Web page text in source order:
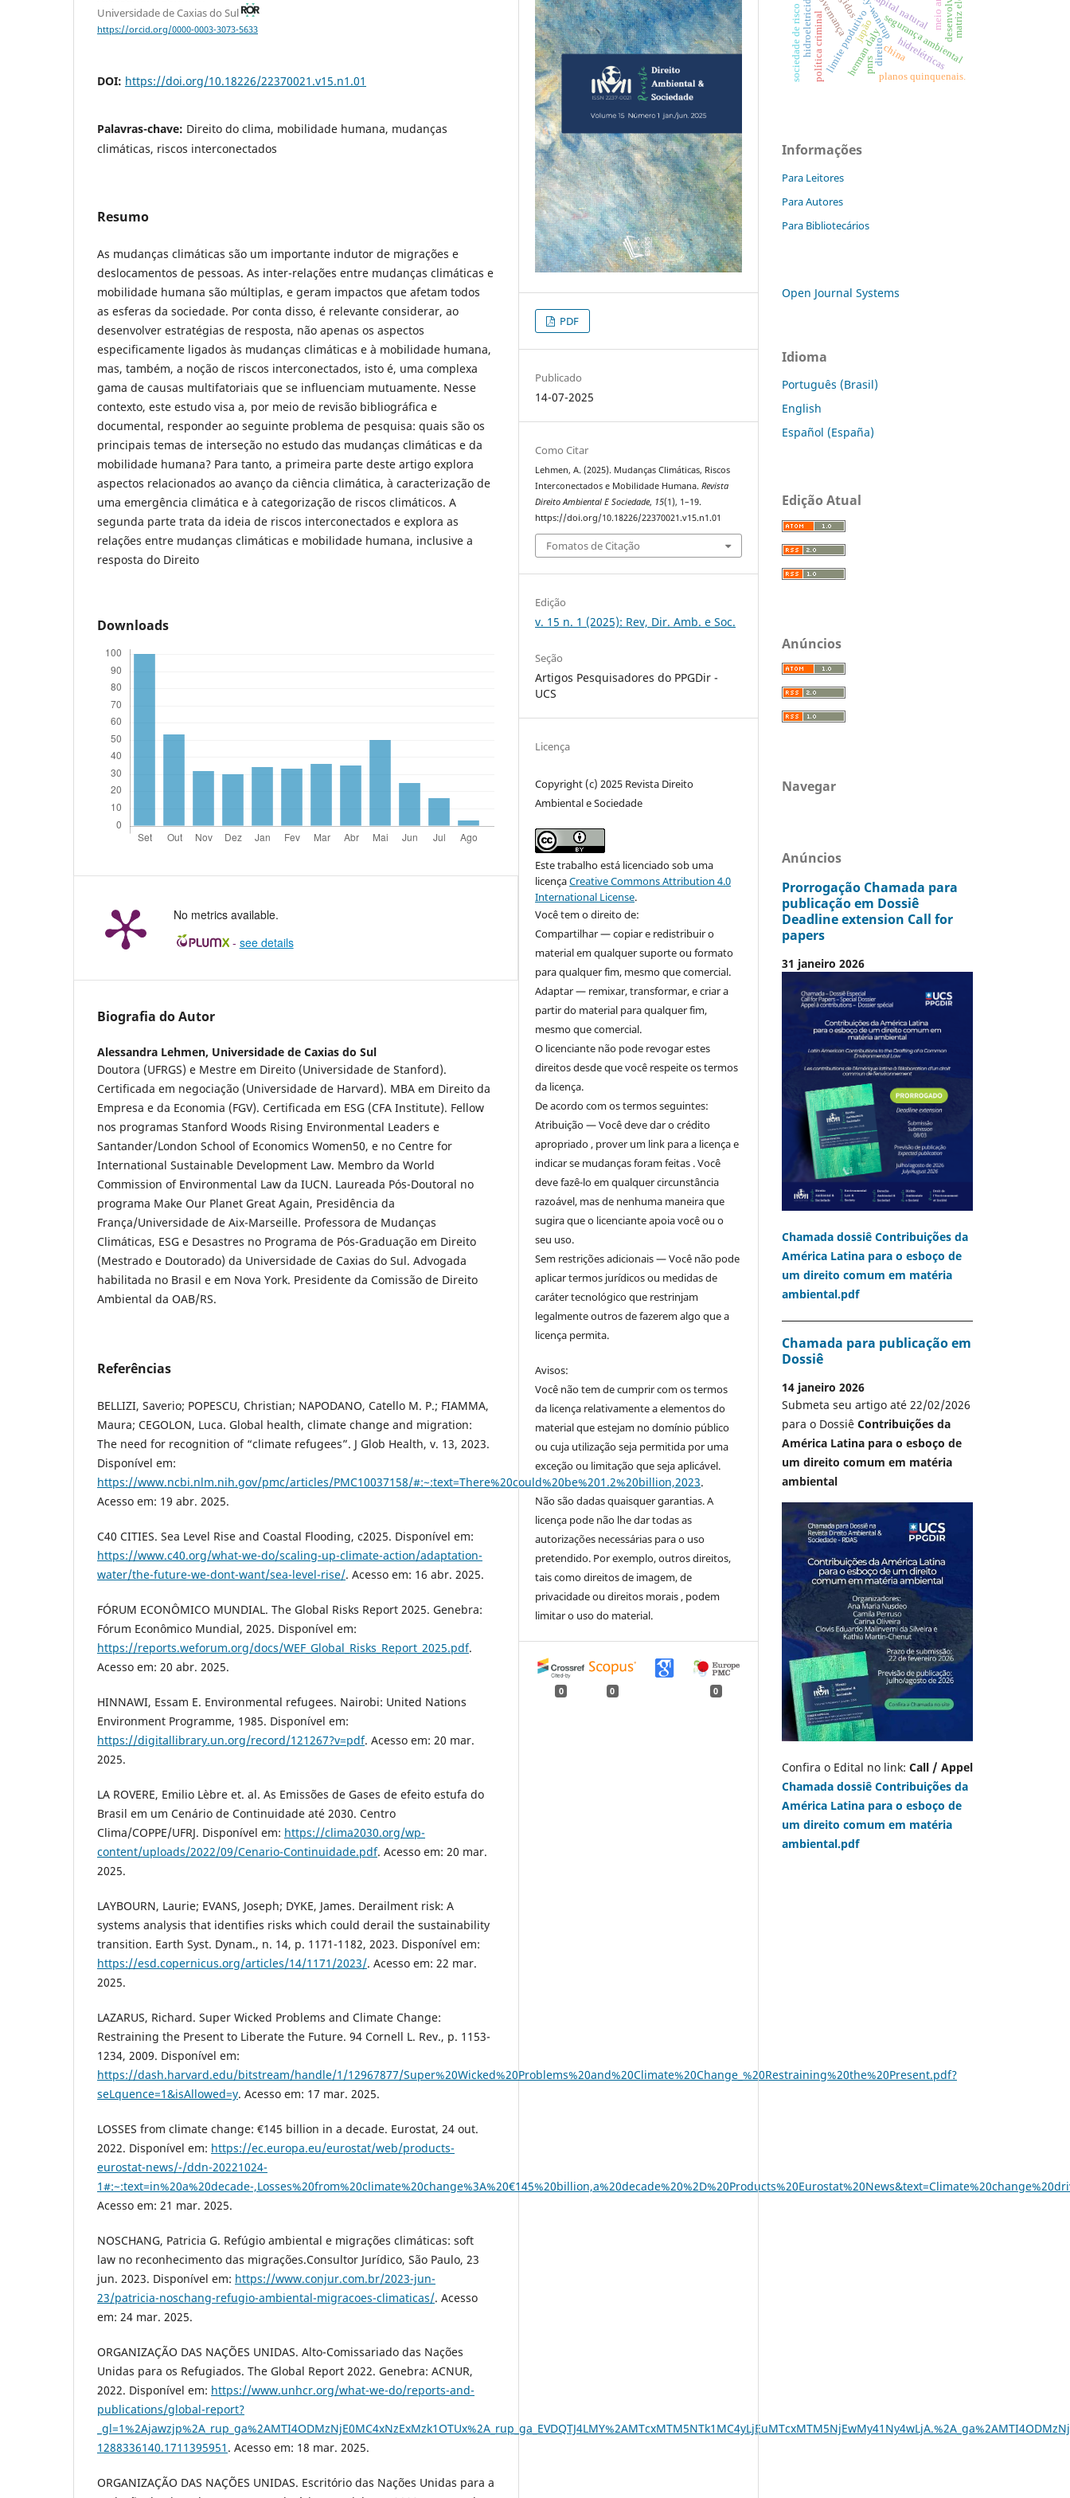
Universidade de Caxias do Sul
https://orcid.org/0000-0003-3073-5633
DOI: https://doi.org/10.18226/22370021.v15.n1.01
Palavras-chave: Direito do clima, mobilidade humana, mudanças
climáticas, riscos interconectados
Resumo
As mudanças climáticas são um importante indutor de migrações e
deslocamentos de pessoas. As inter-relações entre mudanças climáticas e
mobilidade humana são múltiplas, e geram impactos que afetam todos
as esferas da sociedade. Por conta disso, é relevante considerar, ao
desenvolver estratégias de resposta, não apenas os aspectos
especificamente ligados às mudanças climáticas e à mobilidade humana,
mas, também, a noção de riscos interconectados, isto é, uma complexa
gama de causas multifatoriais que se influenciam mutuamente. Nesse
contexto, este estudo visa a, por meio de revisão bibliográfica e
documental, responder ao seguinte problema de pesquisa: quais são os
principais temas de interseção no estudo das mudanças climáticas e da
mobilidade humana? Para tanto, a primeira parte deste artigo explora
aspectos relacionados ao avanço da ciência climática, à caracterização de
uma emergência climática e à categorização de riscos climáticos. A
segunda parte trata da ideia de riscos interconectados e explora as
relações entre mudanças climáticas e mobilidade humana, inclusive a
resposta do Direito
Downloads
No metrics available.
- see details
Biografia do Autor
Alessandra Lehmen, Universidade de Caxias do Sul
Doutora (UFRGS) e Mestre em Direito (Universidade de Stanford).
Certificada em negociação (Universidade de Harvard). MBA em Direito da
Empresa e da Economia (FGV). Certificada em ESG (CFA Institute). Fellow
nos programas Stanford Woods Rising Environmental Leaders e
Santander/London School of Economics Women50, e no Centre for
International Sustainable Development Law. Membro da World
Commission of Environmental Law da IUCN. Laureada Pós-Doutoral no
programa Make Our Planet Great Again, Presidência da
França/Universidade de Aix-Marseille. Professora de Mudanças
Climáticas, ESG e Desastres no Programa de Pós-Graduação em Direito
(Mestrado e Doutorado) da Universidade de Caxias do Sul. Advogada
habilitada no Brasil e em Nova York. Presidente da Comissão de Direito
Ambiental da OAB/RS.
Referências
BELLIZI, Saverio; POPESCU, Christian; NAPODANO, Catello M. P.; FIAMMA,
Maura; CEGOLON, Luca. Global health, climate change and migration:
The need for recognition of “climate refugees”. J Glob Health, v. 13, 2023.
Disponível em:
https://www.ncbi.nlm.nih.gov/pmc/articles/PMC10037158/#:~:text=There%20could%20be%201.2%20billion,2023.
Acesso em: 19 abr. 2025.
C40 CITIES. Sea Level Rise and Coastal Flooding, c2025. Disponível em:
https://www.c40.org/what-we-do/scaling-up-climate-action/adaptation-
water/the-future-we-dont-want/sea-level-rise/. Acesso em: 16 abr. 2025.
FÓRUM ECONÔMICO MUNDIAL. The Global Risks Report 2025. Genebra:
Fórum Econômico Mundial, 2025. Disponível em:
https://reports.weforum.org/docs/WEF_Global_Risks_Report_2025.pdf.
Acesso em: 20 abr. 2025.
HINNAWI, Essam E. Environmental refugees. Nairobi: United Nations
Environment Programme, 1985. Disponível em:
https://digitallibrary.un.org/record/121267?v=pdf. Acesso em: 20 mar.
2025.
LA ROVERE, Emilio Lèbre et. al. As Emissões de Gases de efeito estufa do
Brasil em um Cenário de Continuidade até 2030. Centro
Clima/COPPE/UFRJ. Disponível em: https://clima2030.org/wp-
content/uploads/2022/09/Cenario-Continuidade.pdf. Acesso em: 20 mar.
2025.
LAYBOURN, Laurie; EVANS, Joseph; DYKE, James. Derailment risk: A
systems analysis that identifies risks which could derail the sustainability
transition. Earth Syst. Dynam., n. 14, p. 1171-1182, 2023. Disponível em:
https://esd.copernicus.org/articles/14/1171/2023/. Acesso em: 22 mar.
2025.
LAZARUS, Richard. Super Wicked Problems and Climate Change:
Restraining the Present to Liberate the Future. 94 Cornell L. Rev., p. 1153-
1234, 2009. Disponível em:
https://dash.harvard.edu/bitstream/handle/1/12967877/Super%20Wicked%20Problems%20and%20Climate%20Change_%20Restraining%20the%20Present.pdf?
seLquence=1&isAllowed=y. Acesso em: 17 mar. 2025.
LOSSES from climate change: €145 billion in a decade. Eurostat, 24 out.
2022. Disponível em: https://ec.europa.eu/eurostat/web/products-
eurostat-news/-/ddn-20221024-
1#:~:text=in%20a%20decade-
Acesso em: 21 mar. 2025.
NOSCHANG, Patricia G. Refúgio ambiental e migrações climáticas: soft
law no reconhecimento das migrações.Consultor Jurídico, São Paulo, 23
jun. 2023. Disponível em: https://www.conjur.com.br/2023-jun-
23/patricia-noschang-refugio-ambiental-migracoes-climaticas/. Acesso
em: 24 mar. 2025.
ORGANIZAÇÃO DAS NAÇÕES UNIDAS. Alto-Comissariado das Nações
Unidas para os Refugiados. The Global Report 2022. Genebra: ACNUR,
2022. Disponível em: https://www.unhcr.org/what-we-do/reports-and-
publications/global-report?
1288336140.1711395951 . Acesso em: 18 mar. 2025.
ORGANIZAÇÃO DAS NAÇÕES UNIDAS. Escritório das Nações Unidas para a
PDF
Publicado
14-07-2025
Como Citar
Lehmen, A. (2025). Mudanças Climáticas, Riscos
Interconectados e Mobilidade Humana.Revista
Direito Ambiental E Sociedade, 15(1), 1–19.
https://doi.org/10.18226/22370021.v15.n1.01
Fomatos de Citação
Edição
v. 15 n. 1 (2025): Rev, Dir. Amb. e Soc.
Seção
Artigos Pesquisadores do PPGDir -
UCS
Licença
Copyright (c) 2025 Revista Direito
Ambiental e Sociedade
Este trabalho está licenciado sob uma
licençaCreative Commons Attribution 4.0
International License.
Você tem o direito de:
Compartilhar — copiar e redistribuir o
material em qualquer suporte ou formato
para qualquer fim, mesmo que comercial.
Adaptar — remixar, transformar, e criar a
partir do material para qualquer fim,
mesmo que comercial.
O licenciante não pode revogar estes
direitos desde que você respeite os termos
da licença.
De acordo com os termos seguintes:
Atribuição — Você deve dar o crédito
apropriado , prover um link para a licença e
indicar se mudanças foram feitas . Você
deve fazê-lo em qualquer circunstância
razoável, mas de nenhuma maneira que
sugira que o licenciante apoia você ou o
seu uso.
Sem restrições adicionais — Você não pode
aplicar termos jurídicos ou medidas de
caráter tecnológico que restrinjam
legalmente outros de fazerem algo que a
licença permita.
Avisos:
Você não tem de cumprir com os termos
da licença relativamente a elementos do
material que estejam no domínio público
ou cuja utilização seja permitida por uma
exceção ou limitação que seja aplicável.
Não são dadas quaisquer garantias. A
licença pode não lhe dar todas as
autorizações necessárias para o uso
pretendido. Por exemplo, outros direitos,
tais como direitos de imagem, de
privacidade ou direitos morais , podem
limitar o uso do material.
0 0 0
herman dalysegurança ambiental
limite produtivocapital natural
política criminal japão
direito hidrelétricas
pnrs
hidroeletricidade china
governança
planos quinquenais.
sociedade de risco
Informações
Para Leitores
Para Autores
Para Bibliotecários
Open Journal Systems
Idioma
Português (Brasil)
English
Español (España)
Edição Atual
Anúncios
Navegar
Anúncios
Prorrogação Chamada para
publicação em Dossiê
Deadline extension Call for
papers
31 janeiro 2026
Chamada dossiê Contribuições da
América Latina para o esboço de
um direito comum em matéria
ambiental.pdf
Chamada para publicação em
Dossiê
14 janeiro 2026
Submeta seu artigo até 22/02/2026
para o Dossiê Contribuições da
América Latina para o esboço de
um direito comum em matéria
ambiental
Confira o Edital no link: Call / Appel
Chamada dossiê Contribuições da
América Latina para o esboço de
um direito comum em matéria
ambiental.pdf